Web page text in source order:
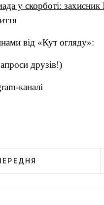
у скорботі:
від «Кут
друзів!)
каналі